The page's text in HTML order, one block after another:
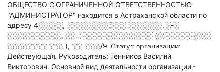
ОБЩЕСТВО С ОГРАНИЧЕННОЙ ОТВЕТСТВЕННОСТЬЮ
"АДМИНИСТРАТОР" находится в Астраханской области по
адресу 4░░░░░, ░░░░░░░░░░░░ ░░░░░░░, ░-░
░░░░░░░░░░░, ░░. ░░░░░░░░░░░░░░░ (░░░░░░░░░░░
░░░░░░░░ ░░░.), ░░. ░░░/9. Статус организации:
Действующая. Руководитель: Тенников Василий
Викторович. Основной вид деятельности организации -